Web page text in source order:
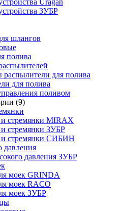
Uragan
ЗУБР
шлангов
полива
распылители для полива
для полива
поливом
(9)
стремянки MIRAX
стремянки ЗУБР
стремянки СИБИН
давления
давления ЗУБР
моек GRINDA
моек RACO
моек ЗУБР